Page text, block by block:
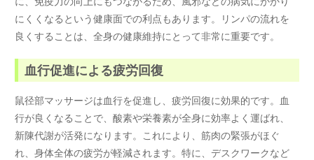
にくくなるという健康面での利点もあります。リンパの流れを
良くすることは、全身の健康維持にとって非常に重要です。
血行促進による疲労回復
鼠径部マッサージは血行を促進し、疲労回復に効果的です。血
行が良くなることで、酸素や栄養素が全身に効率よく運ばれ、
新陳代謝が活発になります。これにより、筋肉の緊張がほぐ
れ、身体全体の疲労が軽減されます。特に、デスクワークなど